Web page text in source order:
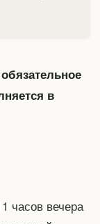
в
часов вечера